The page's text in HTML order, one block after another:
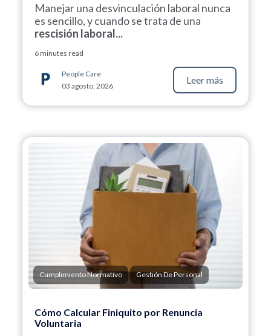
Manejar una desvinculación laboral nunca
es sencillo, y cuando se trata de una
rescisión laboral...
6 minutes read
People Care
03 agosto, 2026
Leer más
Cumplimiento Normativo Gestión De Personal
Cómo Calcular Finiquito por Renuncia
Voluntaria